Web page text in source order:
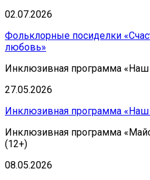
02.07.2026
Фольклорные посиделки
любовь»
Инклюзивная программа «Наш
27.05.2026
Инклюзивная программа
Инклюзивная программа
(12+)
08.05.2026